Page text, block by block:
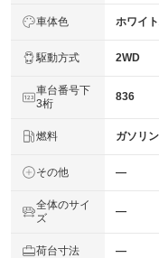
車体色 ホワイ
駆動方式 2WD
車台番号下
3桁
836
燃料 ガソリン
その他 ―
全体のサイ
ズ
―
荷台寸法 ―